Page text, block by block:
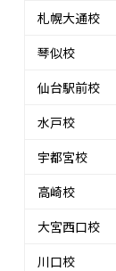
札幌大通校
琴似校
仙台駅前校
水戸校
宇都宮校
高崎校
大宮西口校
川口校